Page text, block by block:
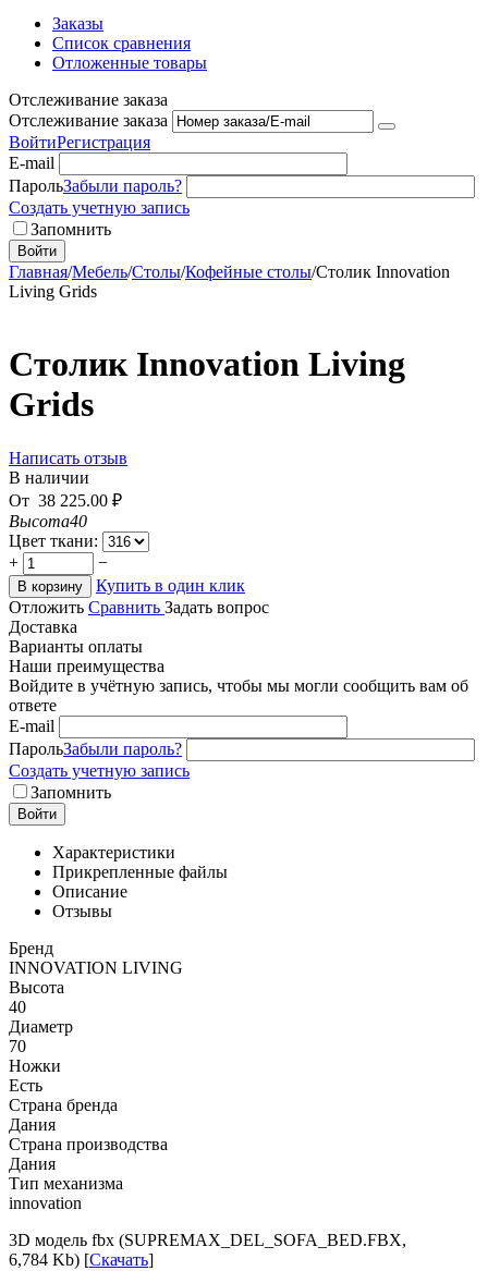
Заказы
Список сравнения
Отложенные товары
Отслеживание заказа
Отслеживание заказа
ВойтиРегистрация
E-mail
ПарольЗабыли пароль?
Создать учетную запись
Запомнить
Войти
Главная/Мебель/Столы/Кофейные столы/Столик Innovation
Living Grids
Столик Innovation Living
Grids
Написать отзыв
В наличии
От 38 225.00 ₽
Высота40
Цвет ткани:
+
−
В корзину
Купить в один клик
Отложить Сравнить Задать вопрос
Доставка
Варианты оплаты
Наши преимущества
Войдите в учётную запись, чтобы мы могли сообщить вам об
ответе
E-mail
ПарольЗабыли пароль?
Создать учетную запись
Запомнить
Войти
Характеристики
Прикрепленные файлы
Описание
Отзывы
Бренд
INNOVATION LIVING
Высота
40
Диаметр
70
Ножки
Есть
Страна бренда
Дания
Страна производства
Дания
Тип механизма
innovation
3D модель fbx (SUPREMAX_DEL_SOFA_BED.FBX,
6,784 Kb) [Скачать]